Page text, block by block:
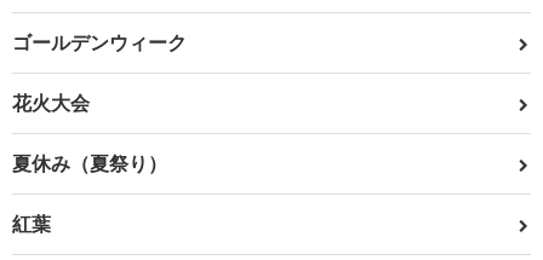
ゴールデンウィーク
花火大会
夏休み（夏祭り）
紅葉